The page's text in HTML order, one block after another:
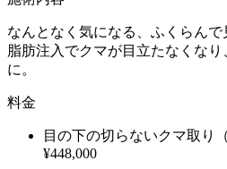
なんとなく気になる、ふくらん
脂肪注入でクマが目立たなくな
に。
料金
目の下の切らないクマ取り
¥448,000